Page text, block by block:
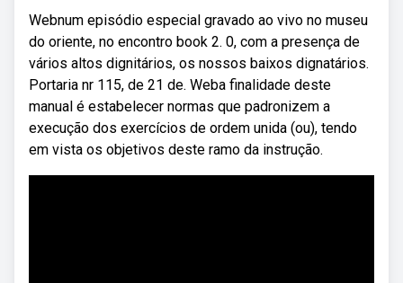
Webnum episódio especial gravado ao vivo no museu
do oriente, no encontro book 2. 0, com a presença de
vários altos dignitários, os nossos baixos dignatários.
Portaria nr 115, de 21 de. Weba finalidade deste
manual é estabelecer normas que padronizem a
execução dos exercícios de ordem unida (ou), tendo
em vista os objetivos deste ramo da instrução.